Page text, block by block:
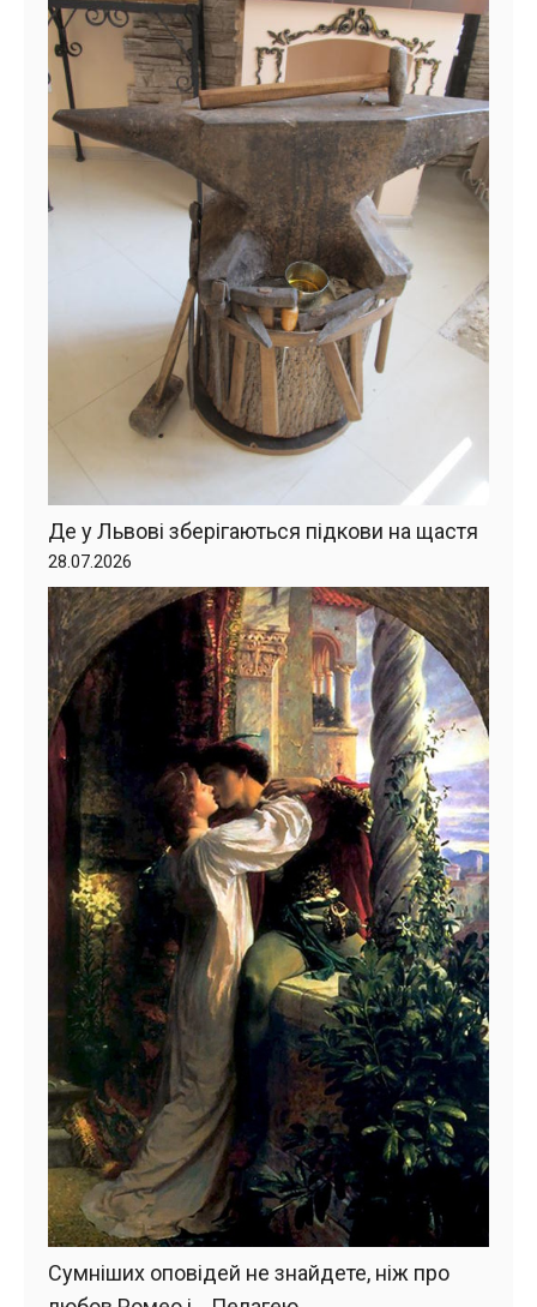
Де у Львові зберігаються підкови на щастя
28.07.2026
Сумніших оповідей не знайдете, ніж про